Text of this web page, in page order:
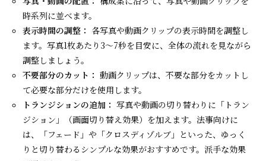
時系列に並べます。
表示時間の調整： 各写真や動画クリップの表示時間を調整し
ます。写真1枚あたり3〜7秒を目安に、全体の流れを見ながら
調整しましょう。
不要部分のカット： 動画クリップは、不要な部分をカットし
て必要な部分だけを使用します。
トランジションの追加： 写真や動画の切り替わりに「トラン
ジション」（画面切り替え効果）を加えます。法事向けに
は、「フェード」や「クロスディゾルブ」といった、ゆっく
りと切り替わるシンプルな効果がおすすめです。派手な効果